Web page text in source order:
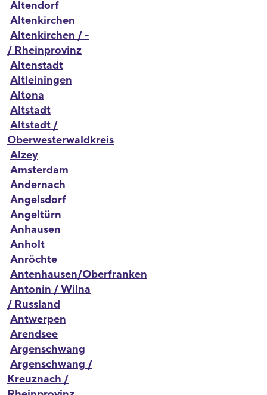
Altendorf
Altenkirchen
Altenkirchen / -
/ Rheinprovinz
Altenstadt
Altleiningen
Altona
Altstadt
Altstadt /
Oberwesterwaldkreis
Alzey
Amsterdam
Andernach
Angelsdorf
Angeltürn
Anhausen
Anholt
Anröchte
Antenhausen/Oberfranken
Antonin / Wilna
/ Russland
Antwerpen
Arendsee
Argenschwang
Argenschwang /
Kreuznach /